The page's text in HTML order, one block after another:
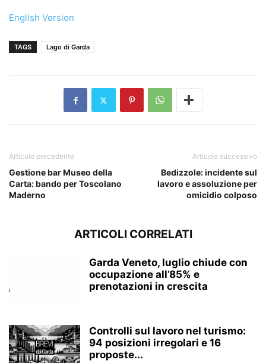
English Version
TAGS Lago di Garda
Articolo precedente
Gestione bar Museo della
Carta: bando per Toscolano
Maderno
Articolo successivo
Bedizzole: incidente sul
lavoro e assoluzione per
omicidio colposo
ARTICOLI CORRELATI
Garda Veneto, luglio chiude con
occupazione all’85% e
prenotazioni in crescita
Controlli sul lavoro nel turismo:
94 posizioni irregolari e 16
proposte...